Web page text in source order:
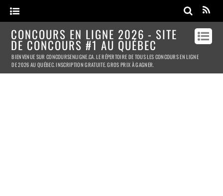
CONCOURS EN LIGNE 2026 - SITE
DE CONCOURS #1 AU QUÉBEC
BIENVENUE SUR CONCOURSENLIGNE.CA. LE RÉPERTOIRE DE TOUS LES CONCOURS EN LIGNE
DE 2026 AU QUÉBEC. INSCRIPTION GRATUITE. GROS PRIX À GAGNER.